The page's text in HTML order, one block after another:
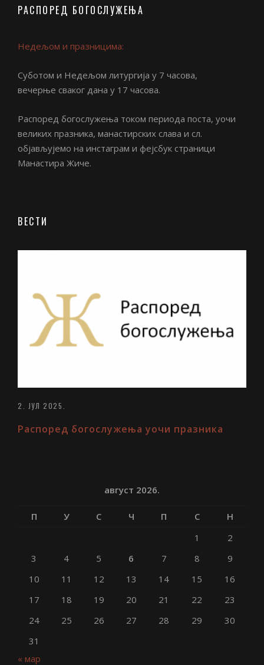
РАСПОРЕД БОГОСЛУЖЕЊА
Недељом и празницима:
Суботом и Недељом литургија у 7 часова,
вечерње сваког дана у 17 часова.
Распоред богослужења током периода поста, уочи
великих празника, манастирских слава и сл.
објављујемо на инстаграм и фејсбук страници
Манастира Жиче.
ВЕСТИ
2. ЈУЛ 2025.
Распоред богослужења уочи празника
август 2026.
П У С Ч П С
Н
1
2
3
4 5 6 7 8
9
10
11 12 13 14 15
16
17
18 19 20 21 22
23
24
25 26 27 28 29
30
31
« мар